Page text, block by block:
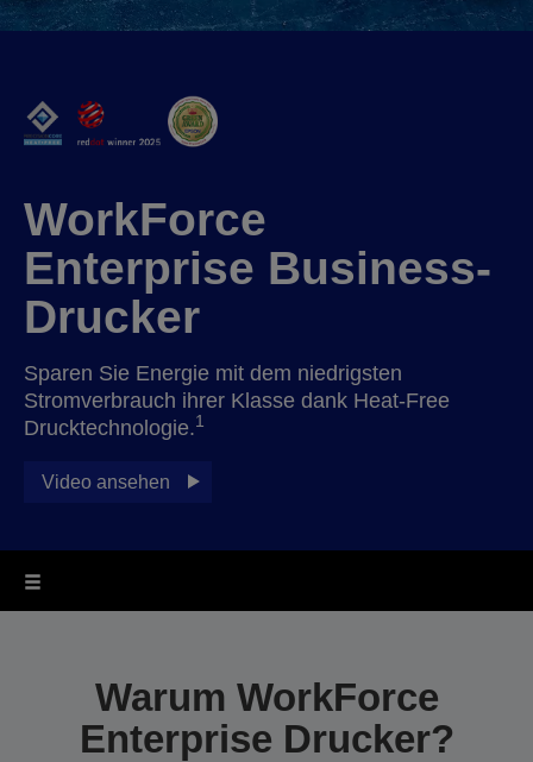
WorkForce
Enterprise Business-
Drucker
Sparen Sie Energie mit dem niedrigsten
Stromverbrauch ihrer Klasse dank Heat-Free
Drucktechnologie.1
Video ansehen
Warum WorkForce
Enterprise Drucker?